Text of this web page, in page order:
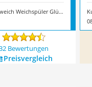
Kuschelweich Weichspüler Glücksmoment
Bewertungen
Preis­vergleich